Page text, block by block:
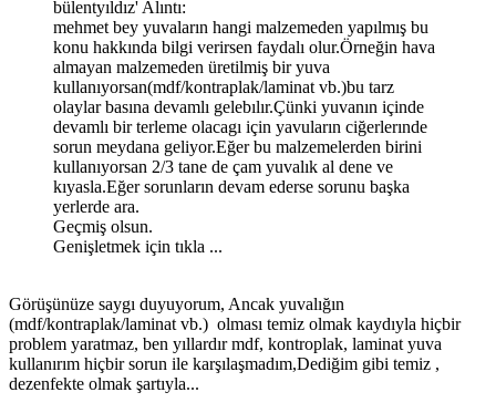
bülentyıldız' Alıntı:
mehmet bey yuvaların hangi malzemeden yapılmış bu
konu hakkında bilgi verirsen faydalı olur.Örneğin hava
almayan malzemeden üretilmiş bir yuva
kullanıyorsan(mdf/kontraplak/laminat vb.)bu tarz
olaylar basına devamlı gelebılır.Çünki yuvanın içinde
devamlı bir terleme olacagı için yavuların ciğerlerınde
sorun meydana geliyor.Eğer bu malzemelerden birini
kullanıyorsan 2/3 tane de çam yuvalık al dene ve
kıyasla.Eğer sorunların devam ederse sorunu başka
yerlerde ara.
Geçmiş olsun.
Genişletmek için tıkla ...
Görüşünüze saygı duyuyorum, Ancak yuvalığın
(mdf/kontraplak/laminat vb.) olması temiz olmak kaydıyla hiçbir
problem yaratmaz, ben yıllardır mdf, kontroplak, laminat yuva
kullanırım hiçbir sorun ile karşılaşmadım,Dediğim gibi temiz ,
dezenfekte olmak şartıyla...